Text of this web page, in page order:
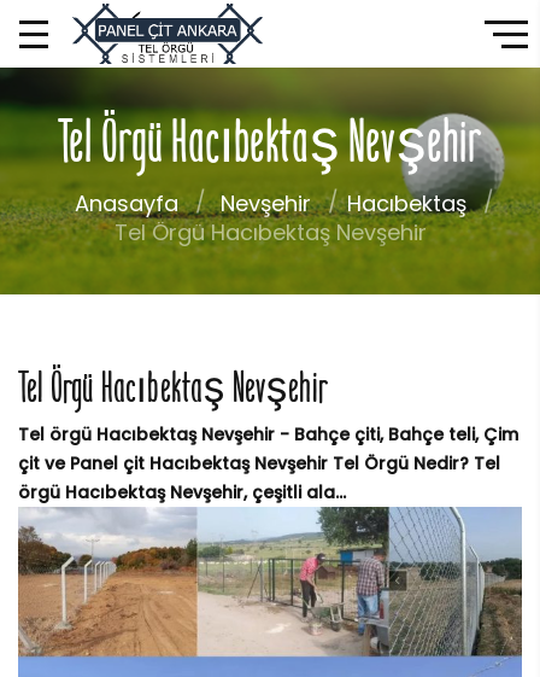
Tel Örgü Hacıbektaş Nevşehir
Anasayfa Nevşehir
Hacıbektaş
Tel Örgü Hacıbektaş Nevşehir
Tel Örgü Hacıbektaş Nevşehir
Tel örgü Hacıbektaş Nevşehir - Bahçe çiti, Bahçe teli, Çim
çit ve Panel çit Hacıbektaş Nevşehir Tel Örgü Nedir? Tel
örgü Hacıbektaş Nevşehir, çeşitli ala...